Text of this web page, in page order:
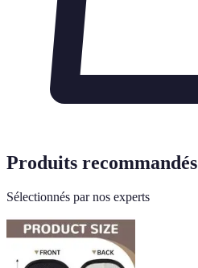
Produits recommandés
Sélectionnés par nos experts